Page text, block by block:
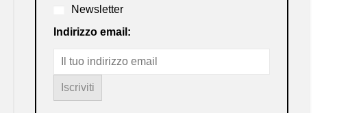
Newsletter
Indirizzo email: